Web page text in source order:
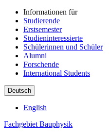
Informationen für
Studierende
Erstsemester
Studieninteressierte
Schülerinnen und Schüler
Alumni
Forschende
International Students
Deutsch
English
Fachgebiet Bauphysik